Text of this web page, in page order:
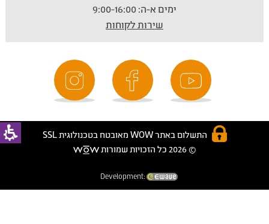
ימים א-ה:
שירות לקוחות
התשלום באתר WOW מאובטח בטכנולוגית SSL
© 2026 כל הזכויות שמורות
Development: